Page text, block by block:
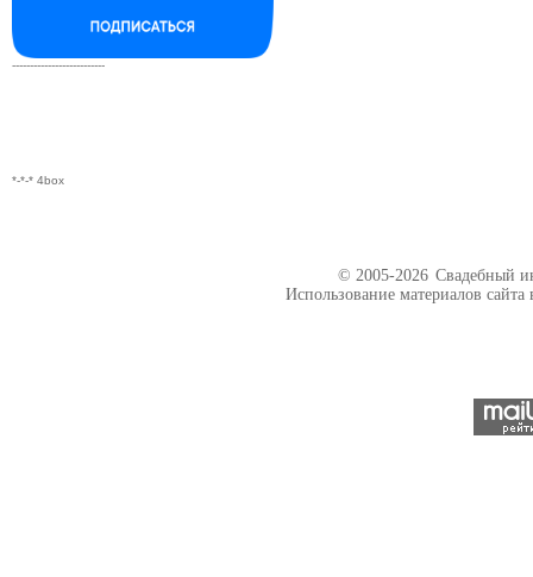
--------------------------
*-*-* 4box
© 2005-2026 Свадебный
Использование материалов